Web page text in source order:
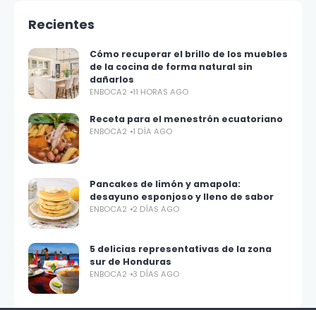
Recientes
Cómo recuperar el brillo de los muebles
de la cocina de forma natural sin
dañarlos
ENBOCA2 11 HORAS AGO
Receta para el menestrón ecuatoriano
ENBOCA2 1 DÍA AGO
Pancakes de limón y amapola:
desayuno esponjoso y lleno de sabor
ENBOCA2 2 DÍAS AGO
5 delicias representativas de la zona
sur de Honduras
ENBOCA2 3 DÍAS AGO